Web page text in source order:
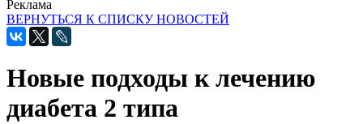
Реклама
ВЕРНУТЬСЯ К СПИСКУ НОВОСТЕЙ
Новые подходы к лечению
диабета 2 типа